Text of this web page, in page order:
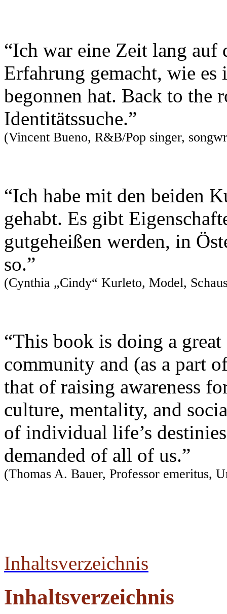
“Ich war eine Zeit lang auf
Erfahrung gemacht, wie
begonnen hat. Back to the
Identitätssuche.”
(Vincent Bueno, R&B/Pop singer,
“Ich habe mit den beiden
gehabt. Es gibt
gutgeheißen werden, in
so.”
(Cynthia „Cindy“ Kurleto, Model,
“This book is doing a
community and (as a part
that of raising awareness
culture, mentality, and
of individual life’s
demanded of all of us.”
(Thomas A. Bauer, Professor emeritus,
Inhaltsverzeichnis
Inhaltsverzeichnis